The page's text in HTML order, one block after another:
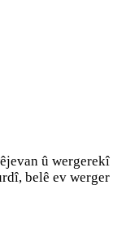
û
belê ev